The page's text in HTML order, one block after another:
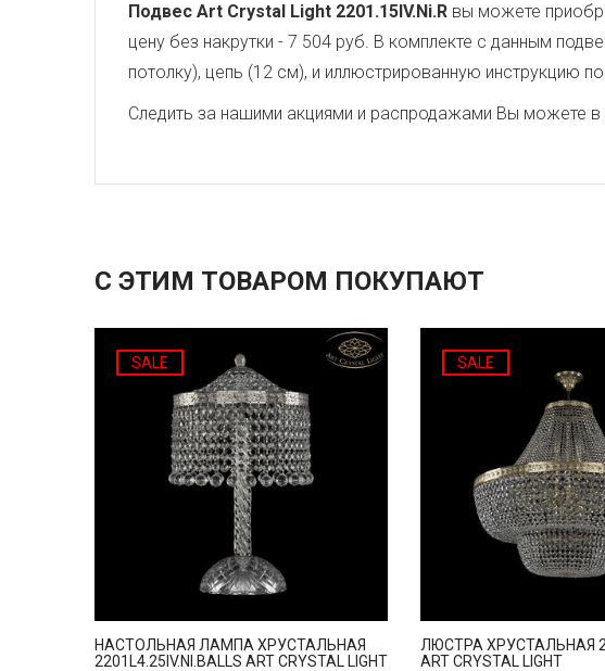
Подвес Art Crystal Light 2201.15IV.Ni.R вы можете
цену без накрутки - 7 504 руб. В комплекте с данным
потолку), цепь (12 см), и иллюстрированную инструкцию
Следить за нашими акциями и распродажами Вы можете в
С ЭТИМ ТОВАРОМ ПОКУПАЮТ
SALE
НАСТОЛЬНАЯ ЛАМПА ХРУСТАЛЬНАЯ
2201L4.25IV.NI.BALLS ART CRYSTAL LIGHT
SALE
ЛЮСТРА ХРУСТАЛЬНАЯ
ART CRYSTAL LIGHT